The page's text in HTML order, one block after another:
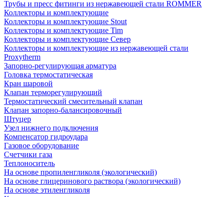
Трубы и пресс фитинги из нержавеющей стали ROMMER
Коллекторы и комплектующие
Коллекторы и комплектующие Stout
Коллекторы и комплектующие Tim
Коллекторы и комплектующие Север
Коллекторы и комплектующие из нержавеющей стали
Proxytherm
Запорно-регулирующая арматура
Головка термостатическая
Кран шаровой
Клапан терморегулирующий
Термостатический смесительный клапан
Клапан запорно-балансировочный
Штуцер
Узел нижнего подключения
Компенсатор гидроудара
Газовое оборудование
Счетчики газа
Теплоноситель
На основе пропиленгликоля (экологический)
На основе глицеринового раствора (экологический)
На основе этиленгликоля